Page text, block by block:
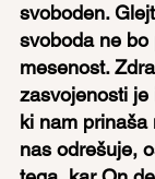
svoboden.
svoboda ne
mesenost.
zasvojenosti je
ki nam prinaša
nas odrešuje,